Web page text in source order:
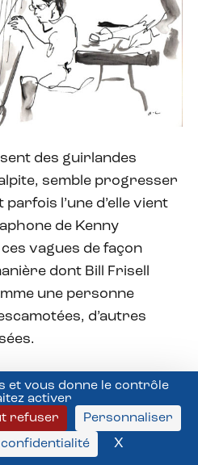
et vous donne le contrôle
activer
refuser
Personnaliser
X
des guirlandes
semble progresser
l’une d’elle vient
de Kenny
vagues de façon
dont Bill Frisell
une personne
d’autres
Otto (violon), Austin
Pickford Richards
(violoncelle), The